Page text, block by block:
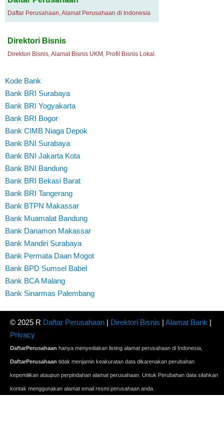
Daftar Perusahaan, Alamat Perusahaan di Indonesia
Direktori Bisnis
Direktori Bisnis, Alamat Bisnis UKM, Profil Bisnis Lokal.
Kode Bank
Bank BRI Surabaya
Bank BRI Yogyakarta
Bank BRI Bogor
Bank CIMB Niaga Depok
Bank BNI Surabaya
Bank BNI Jakarta Kota
Bank BNI Bandung
Bank BRI Bekasi Barat
Bank BRI Tangerang
Bank BTPN Makassar
Bank Muamalat Bandung
Bank Danamon Makassar
Bank Mandiri Surabaya
Bank Permata Daan Mogot
Bank BPD Sumsel Babel
Bank BCA Malang
Bank Sinarmas Palembang
© 2025 R Daftar Perusahaan | Direktori Bisnis | Alamat Bank |
Privacy
DaftarPerusahaan hanya menyediakan listing alamat perusahaan di Indonesia,
DaftarPerusahaan tidak menjamin keakuratan data dikarenakan perubahan
kepemilikan ataupun perpindahan alamat perusahaan. Untuk Perubahan data silahkan
kontak menggunakan alamat email resmi perusahaan anda.